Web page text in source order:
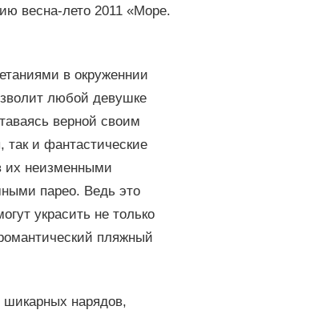
весна-лето 2011 «Море.
в окруженнии
любой девушке
верной своим
так и фантастические
их неизменными
парео. Ведь это
украсить не только
пляжный
шикарных нарядов,